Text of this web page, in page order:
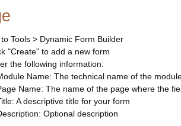
Tools > Dynamic Form Builder
"Create" to add a new form
the following information:
Name: The technical name of the
Name: The name of the page where the
A descriptive title for your form
Optional description